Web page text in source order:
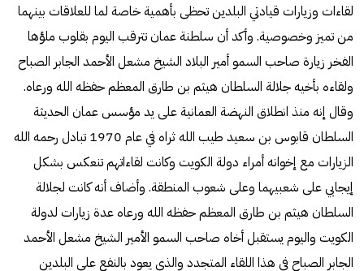
لقاءات وزيارات قيادتي البلدين تحظى بأهمية خاصة لما للعلاقات بينهما
من تميز وخصوصية. وأكد أن سلطنة عمان تترقب اليوم بقلوب ملؤها
الفخر زيارة صاحب السمو أمير البلاد الشيخ مشعل الأحمد الجابر الصباح
ولقاءه بأخيه جلالة السلطان هيثم بن طارق المعظم حفظه الله ورعاه.
وقال إنه منذ انطلاق النهضة العمانية على يد مؤسس عمان الحديثة
السلطان قابوس بن سعيد طيب الله ثراه في عام 1970 تبادل رحمه الله
الزيارات مع إخوانه أمراء دولة الكويت وكانت لقاءاتهم تنعكس بشكل
إيجابي على شعبيهما وعلى شعوب المنطقة. وأضاف أنه كانت لجلالة
السلطان هيثم بن طارق المعظم حفظه الله ورعاه عدة زيارات لدولة
الكويت واليوم يستقبل أخاه صاحب السمو الأمير الشيخ مشعل الأحمد
الجابر الصباح في هذا اللقاء المتجدد والذي يعود بالنفع على البلدين